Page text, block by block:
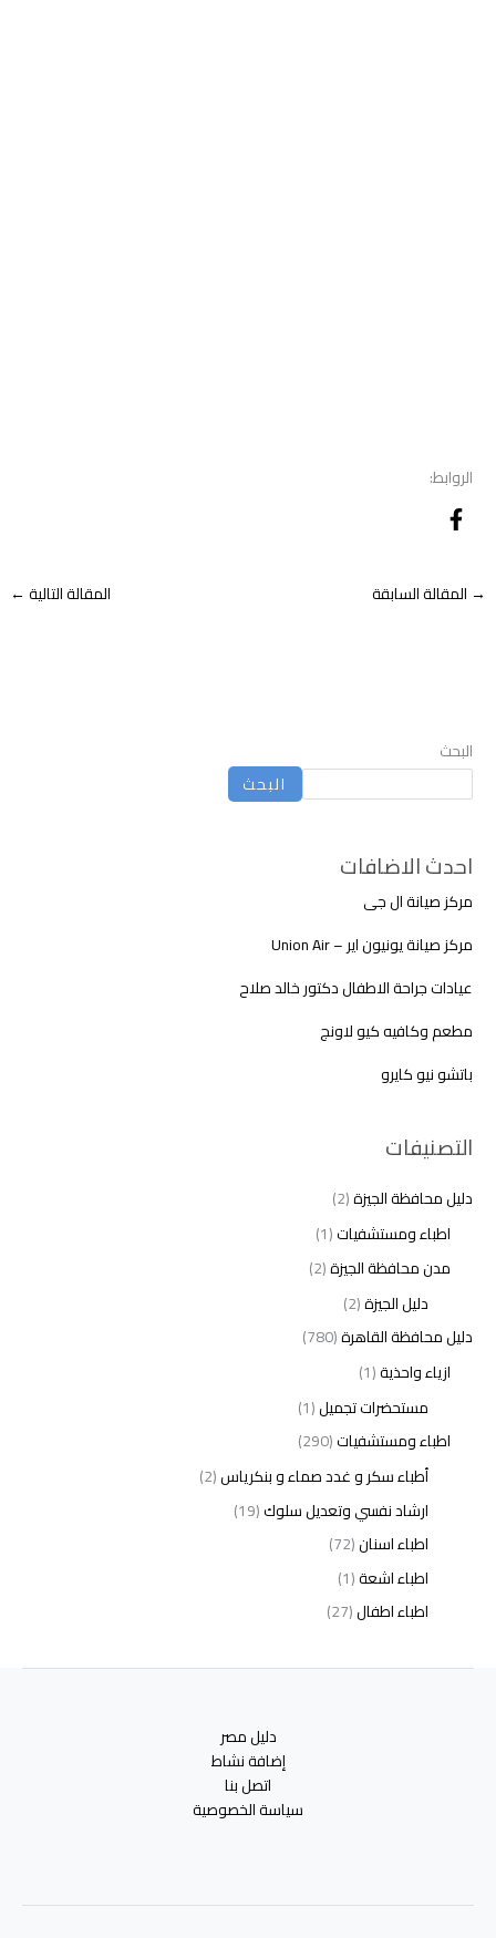
الروابط:
→ المقالة السابقة المقالة التالية←
البحث
البحث
احدث الاضافات
مركز صيانة ال جى
مركز صيانة يونيون اير – Union Air
عيادات جراحة الاطفال دكتور خالد صلاح
مطعم وكافيه كيو لاونج
باتشو نيو كايرو
التصنيفات
دليل محافظة الجيزة(2)
اطباء ومستشفيات(1)
مدن محافظة الجيزة(2)
دليل الجيزة(2)
دليل محافظة القاهرة(780)
ازياء واحذية(1)
مستحضرات تجميل(1)
اطباء ومستشفيات(290)
أطباء سكر و غدد صماء و بنكرياس(2)
ارشاد نفسي وتعديل سلوك(19)
اطباء اسنان(72)
اطباء اشعة(1)
اطباء اطفال(27)
اطباء امراض الذكورة(1)
اطباء انف واذن وحنجرة(4)
دليل مصر
إضافة نشاط
اتصل بنا
سياسة الخصوصية